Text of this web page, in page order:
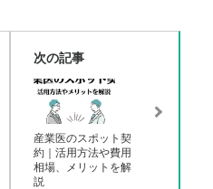
次の記事
産業医のスポット契
約｜活用方法や費用
相場、メリットを解
説